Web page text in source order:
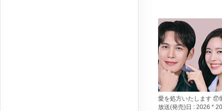
愛を処方いたします
放送(発売)日 : 2026 *